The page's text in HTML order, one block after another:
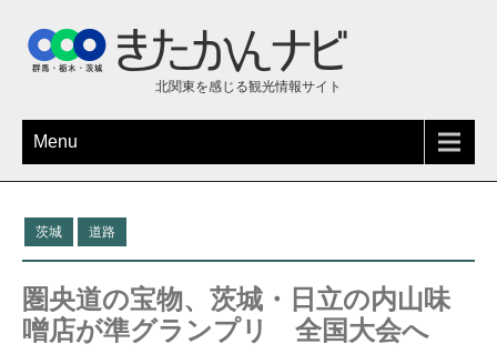
北関東を感じる観光情報サイト
Menu
茨城 道路
圏央道の宝物、茨城・日立の内山味
噌店が準グランプリ 全国大会へ